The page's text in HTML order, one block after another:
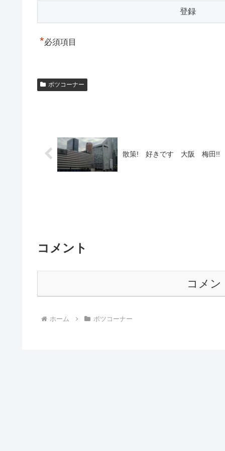
*必須項目
ボツコーナー
散策! 好きです 大阪 梅田!!
コメント
コメン
ホーム ボツコーナー